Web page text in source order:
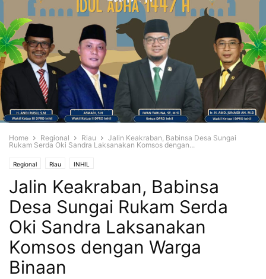
Home Regional Riau
Jalin Keakraban, Babinsa Desa Sungai
Rukam Serda Oki Sandra Laksanakan Komsos dengan...
Regional Riau INHIL
Jalin Keakraban, Babinsa
Desa Sungai Rukam Serda
Oki Sandra Laksanakan
Komsos dengan Warga
Binaan